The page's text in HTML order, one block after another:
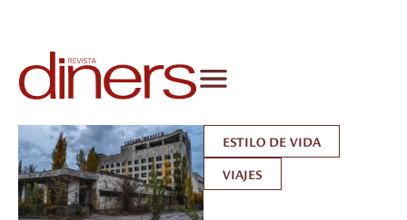
ESTILO DE VIDA
VIAJES